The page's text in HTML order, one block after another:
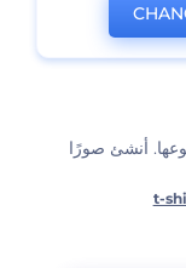
أنشئ صورًا
t-